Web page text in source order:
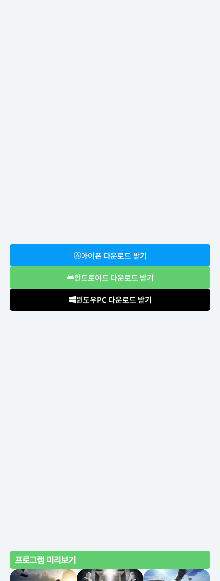
아이폰 다운로드 받기
안드로이드 다운로드 받기
윈도우PC 다운로드 받기
프로그램 미리보기